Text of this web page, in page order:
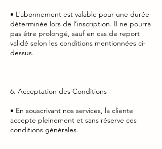
• L’abonnement est valable pour une durée
déterminée lors de l’inscription. Il ne pourra
pas être prolongé, sauf en cas de report
validé selon les conditions mentionnées ci-
dessus.
6. Acceptation des Conditions
• En souscrivant nos services, la cliente
accepte pleinement et sans réserve ces
conditions générales.